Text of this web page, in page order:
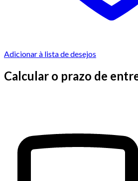
Adicionar à lista de desejos
Calcular o prazo de